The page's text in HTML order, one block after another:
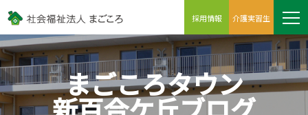
採用情報 介護実習生
まごころタウン